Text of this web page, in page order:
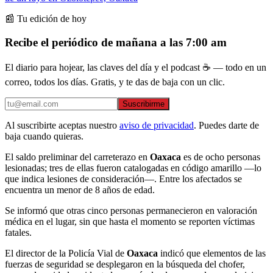
📰 Tu edición de hoy
Recibe el periódico de mañana a las 7:00 am
El diario para hojear, las claves del día y el podcast ☕ — todo en un
correo, todos los días. Gratis, y te das de baja con un clic.
Suscribirme
Al suscribirte aceptas nuestro aviso de privacidad. Puedes darte de
baja cuando quieras.
El saldo preliminar del carreterazo en Oaxaca es de ocho personas
lesionadas; tres de ellas fueron catalogadas en código amarillo —lo
que indica lesiones de consideración—. Entre los afectados se
encuentra un menor de 8 años de edad.
Se informó que otras cinco personas permanecieron en valoración
médica en el lugar, sin que hasta el momento se reporten víctimas
fatales.
El director de la Policía Vial de Oaxaca indicó que elementos de las
fuerzas de seguridad se desplegaron en la búsqueda del chofer,